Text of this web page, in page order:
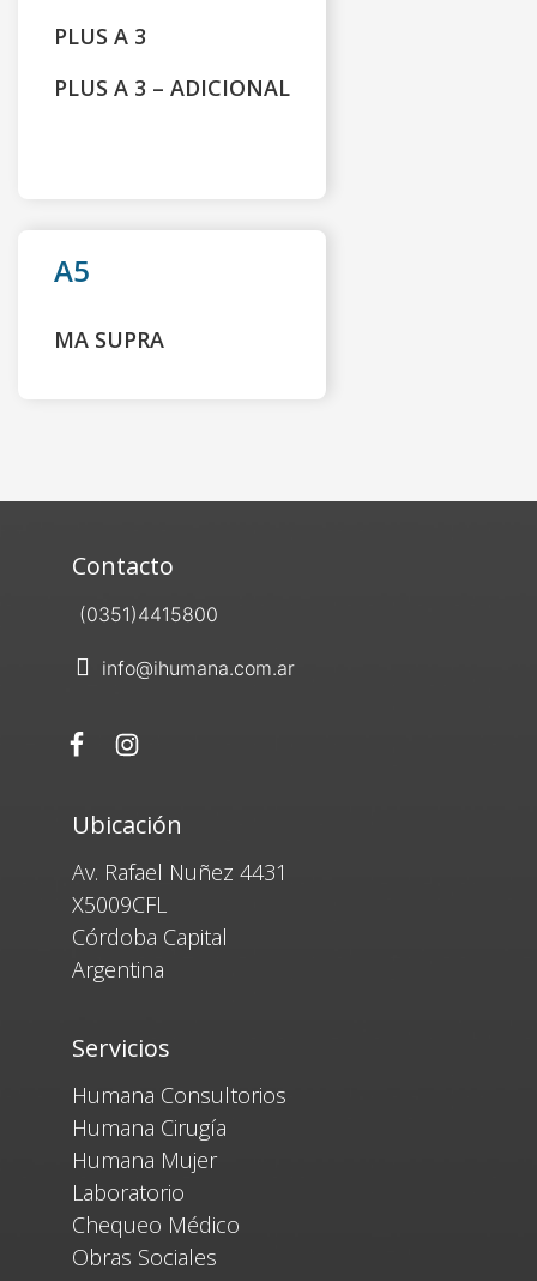
PLUS A 3
PLUS A 3 – ADICIONAL
A5
MA SUPRA
Contacto
(0351)4415800
info@ihumana.com.ar
Ubicación
Av. Rafael Nuñez 4431
X5009CFL
Córdoba Capital
Argentina
Servicios
Humana Consultorios
Humana Cirugía
Humana Mujer
Laboratorio
Chequeo Médico
Obras Sociales